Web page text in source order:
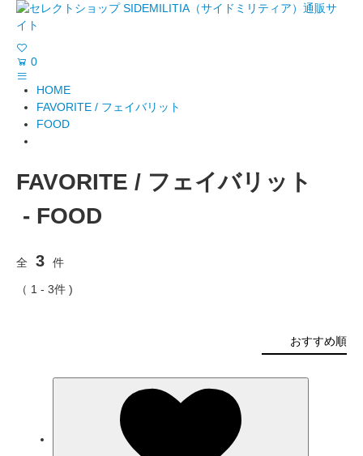
0
HOME
FAVORITE / フェイバリット
FOOD
FAVORITE / フェイバリット
- FOOD
全 3 件
（ 1 - 3件 )
おすすめ順